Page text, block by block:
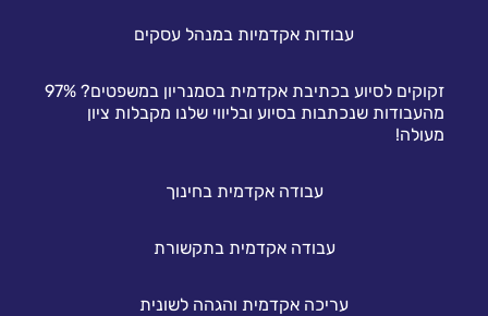
עבודות אקדמיות במנהל עסקים
זקוקים לסיוע בכתיבת אקדמית בסמנריון במשפטים? 97%
מהעבודות שנכתבות בסיוע ובליווי שלנו מקבלות ציון
מעולה!
עבודה אקדמית בחינוך
עבודה אקדמית בתקשורת
עריכה אקדמית והגהה לשונית